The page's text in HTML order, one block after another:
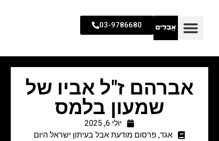
03-9786680
אברהם ז"ל אביו של
שמעון בלמס
יולי 6, 2025
אגד, פרסום מודעת אבל בעיתון ישראל היום